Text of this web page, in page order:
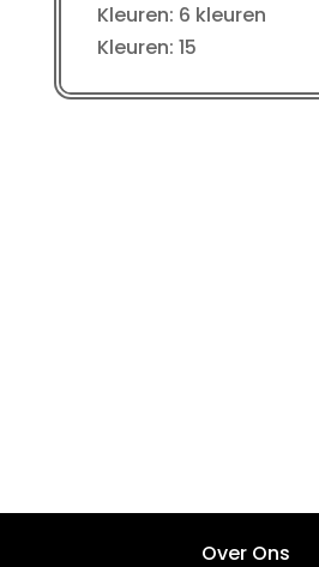
Kleuren: 6 kleuren
Kleuren: 15
Over Ons